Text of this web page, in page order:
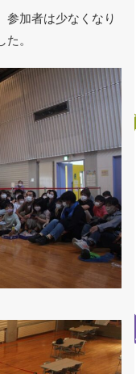
参加者は少なくなり
。